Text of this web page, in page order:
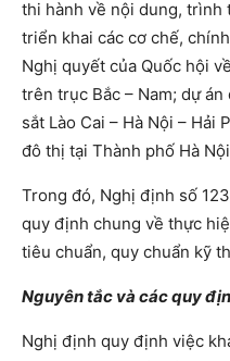
thi hành về nội dung, trình
triển khai các cơ chế,
Nghị quyết của Quốc hội
trên trục Bắc – Nam; dự
sắt Lào Cai – Hà Nội – Hải
đô thị tại Thành phố Hà
Trong đó, Nghị định số
quy định chung về thực
tiêu chuẩn, quy chuẩn kỹ
Nguyên tắc và các quy
Nghị định quy định việc